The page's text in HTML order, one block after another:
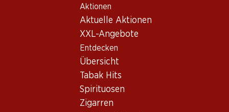
Aktionen
Aktuelle Aktionen
XXL-Angebote
Entdecken
Übersicht
Tabak Hits
Spirituosen
Zigarren
Wein/Champagner
Toskana
Carpineto Farnito Camponibbio Rosso Toscana IGT